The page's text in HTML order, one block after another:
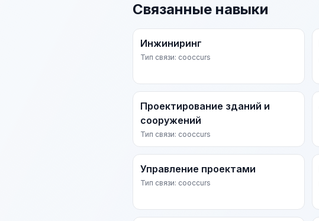
Связанные навыки
Инжиниринг
Тип связи: cooccurs
Проектирование зданий и
сооружений
Тип связи: cooccurs
Управление проектами
Тип связи: cooccurs